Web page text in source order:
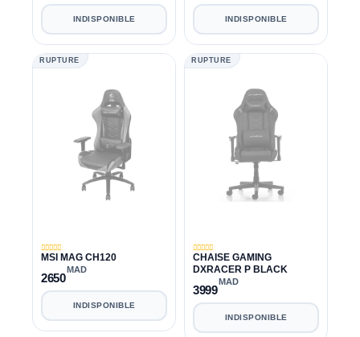
INDISPONIBLE INDISPONIBLE
RUPTURE
MSI MAG CH120
2650
MAD
INDISPONIBLE
RUPTURE
CHAISE GAMING
DXRACER P BLACK
3999
MAD
INDISPONIBLE